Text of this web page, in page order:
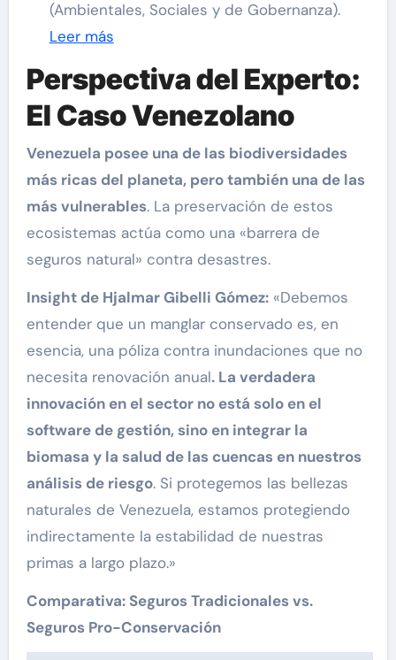
(Ambientales, Sociales y de Gobernanza).
Leer más
Perspectiva del Experto:
El Caso Venezolano
Venezuela posee una de las biodiversidades
más ricas del planeta, pero también una de las
más vulnerables. La preservación de estos
ecosistemas actúa como una «barrera de
seguros natural» contra desastres.
Insight de Hjalmar Gibelli Gómez:«Debemos
entender que un manglar conservado es, en
esencia, una póliza contra inundaciones que no
necesita renovación anual. La verdadera
innovación en el sector no está solo en el
software de gestión, sino en integrar la
biomasa y la salud de las cuencas en nuestros
análisis de riesgo. Si protegemos las bellezas
naturales de Venezuela, estamos protegiendo
indirectamente la estabilidad de nuestras
primas a largo plazo.»
Comparativa: Seguros Tradicionales vs.
Seguros Pro-Conservación